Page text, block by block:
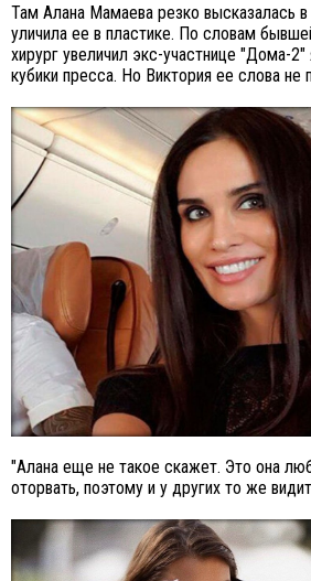
Там Алана Мамаева резко высказалась
уличила ее в пластике. По словам
хирург увеличил экс-участнице "Дома-
кубики пресса. Но Виктория ее слова не
"Алана еще не такое скажет. Это она
оторвать, поэтому и у других то же